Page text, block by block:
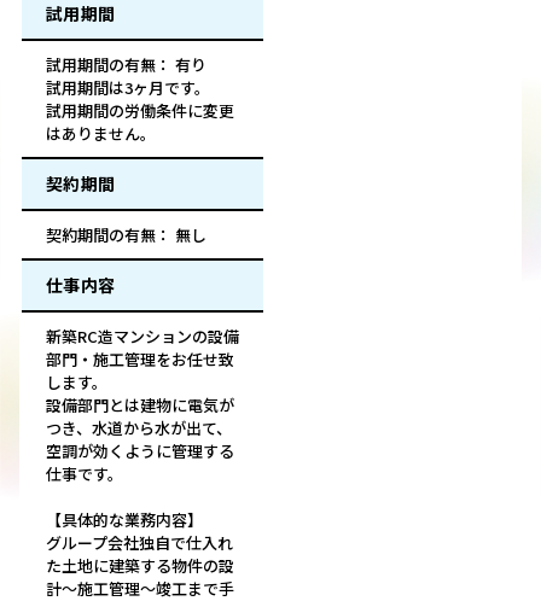
試用期間
試用期間の有無： 有り
試用期間は3ヶ月です。
試用期間の労働条件に変更
はありません。
契約期間
契約期間の有無： 無し
仕事内容
新築RC造マンションの設備
部門・施工管理をお任せ致
します。
設備部門とは建物に電気が
つき、水道から水が出て、
空調が効くように管理する
仕事です。
【具体的な業務内容】
グループ会社独自で仕入れ
た土地に建築する物件の設
計～施工管理～竣工まで手